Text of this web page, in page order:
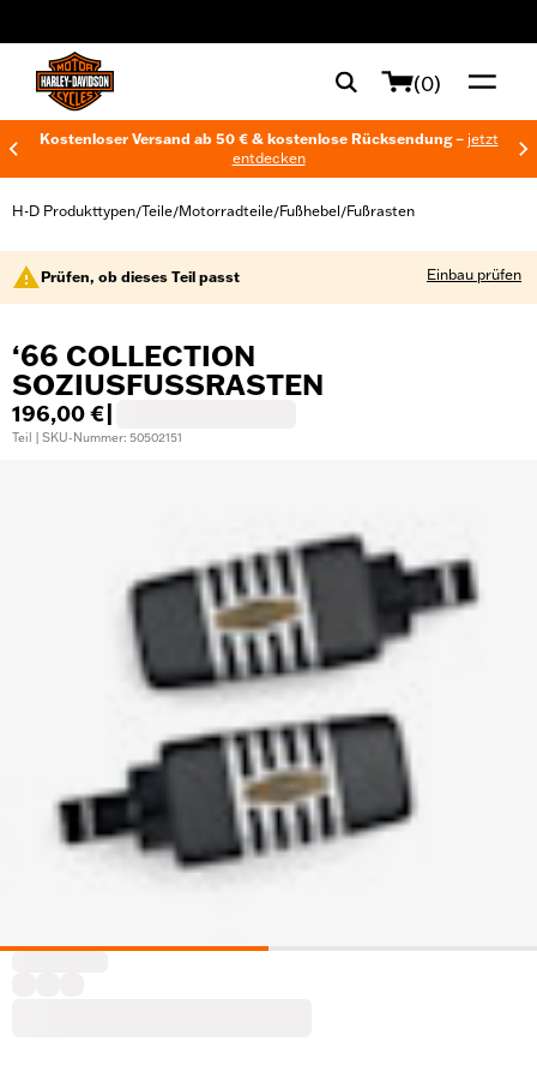
(0)
Kostenloser Versand ab 50 € & kostenlose Rücksendung – jetzt
entdecken
H-D Produkttypen/Teile/Motorradteile/Fußhebel/Fußrasten
Prüfen, ob dieses Teil passt Einbau prüfen
‘66 COLLECTION
SOZIUSFUSSRASTEN
196,00 €
Teil | SKU-Nummer: 50502151